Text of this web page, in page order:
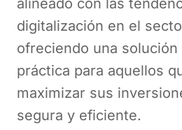
alineado con las
digitalización en el
ofreciendo una
práctica para aquellos
maximizar sus
segura y eficiente.